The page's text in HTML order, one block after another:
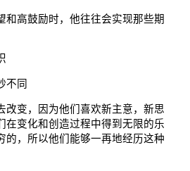
和高鼓励时，他往往会实现那些期
不同
改变，因为他们喜欢新主意，新思
在变化和创造过程中得到无限的乐
的，所以他们能够一再地经历这种